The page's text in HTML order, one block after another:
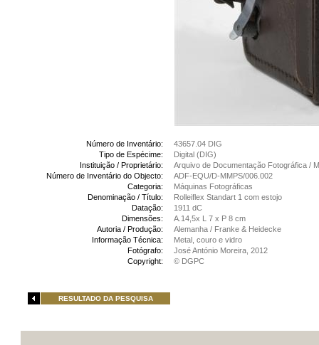
Número de Inventário:
43657.04 DIG
Tipo de Espécime:
Digital (DIG)
Instituição / Proprietário:
Arquivo de Documentação Fotográfica /
Número de Inventário do Objecto:
ADF-EQU/D-MMPS/006.002
Categoria:
Máquinas Fotográficas
Denominação / Título:
Rolleiflex Standart 1 com estojo
Datação:
1911 dC
Dimensões:
A.14,5x L 7 x P 8 cm
Autoria / Produção:
Alemanha / Franke & Heidecke
Informação Técnica:
Metal, couro e vidro
Fotógrafo:
José António Moreira, 2012
Copyright:
© DGPC
RESULTADO DA PESQUISA